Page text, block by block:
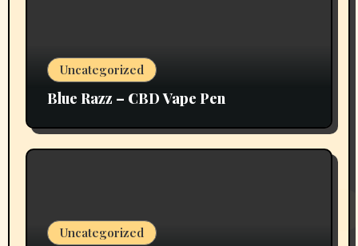
Uncategorized
Blue Razz – CBD Vape Pen
Uncategorized